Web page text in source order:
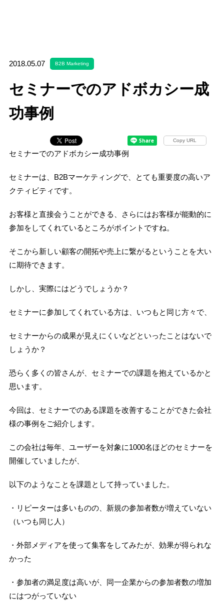
2018.05.07 B2B Marketing
セミナーでのアドボカシー成
功事例
Copy URL
セミナーでのアドボカシー成功事例
セミナーは、B2Bマーケティングで、とても重要度の高いア
クティビティです。
お客様と直接会うことができる、さらにはお客様が能動的に
参加をしてくれているところがポイントですね。
そこから新しい顧客の開拓や売上に繋がるということを大い
に期待できます。
しかし、実際にはどうでしょうか？
セミナーに参加してくれている方は、いつもと同じ方々で、
セミナーからの成果が見えにくいなどといったことはないで
しょうか？
恐らく多くの皆さんが、セミナーでの課題を抱えているかと
思います。
今回は、セミナーでのある課題を改善することができた会社
様の事例をご紹介します。
この会社は毎年、ユーザーを対象に1000名ほどのセミナーを
開催していましたが、
以下のようなことを課題として持っていました。
・リピーターは多いものの、新規の参加者数が増えていない
（いつも同じ人）
・外部メディアを使って集客をしてみたが、効果が得られな
かった
・参加者の満足度は高いが、同一企業からの参加者数の増加
にはつがっていない